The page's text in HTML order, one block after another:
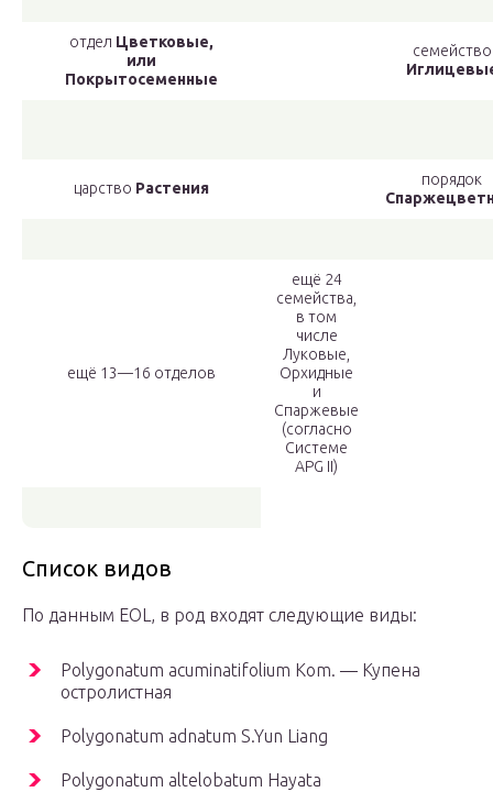
отдел Цветковые,
или
Покрытосеменные
семейство
царство Растения
порядок
ещё 13—16 отделов
ещё 24
семейства,
в том
числе
Луковые,
Орхидные
и
Спаржевые
(согласно
Системе
APG II)
Список видов
По данным EOL, в род входят следующие виды:
Polygonatum acuminatifolium Kom. — Купена
остролистная
Polygonatum adnatum S.Yun Liang
Polygonatum altelobatum Hayata